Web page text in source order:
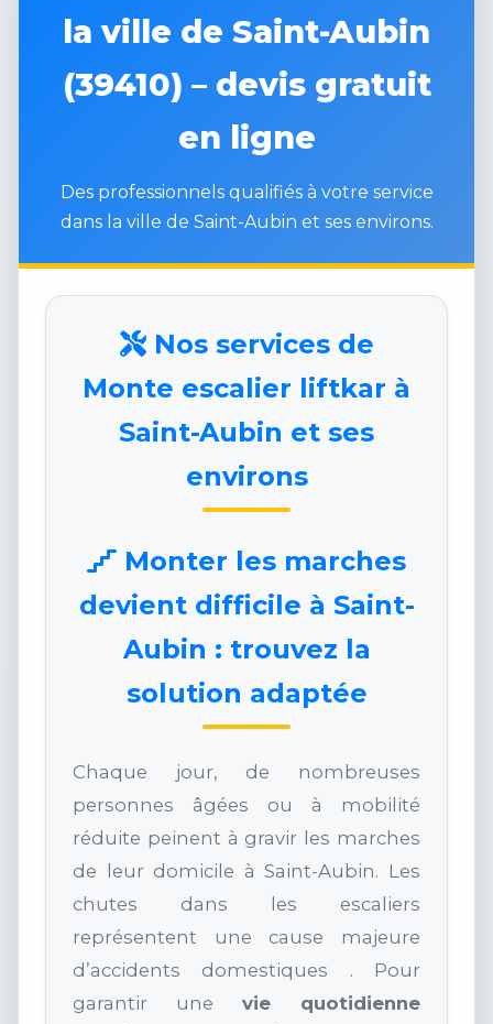
la ville de Saint-Aubin
(39410) – devis gratuit
en ligne
Des professionnels qualifiés à votre service
dans la ville de Saint-Aubin et ses environs.
Nos services de
Monte escalier liftkar à
Saint-Aubin et ses
environs
Monter les marches
devient difficile à Saint-
Aubin : trouvez la
solution adaptée
Chaque jour, de nombreuses
personnes âgées ou à mobilité
réduite peinent à gravir les marches
de leur domicile à Saint-Aubin. Les
chutes dans les escaliers
représentent une cause majeure
d’accidents domestiques . Pour
garantir une vie quotidienne